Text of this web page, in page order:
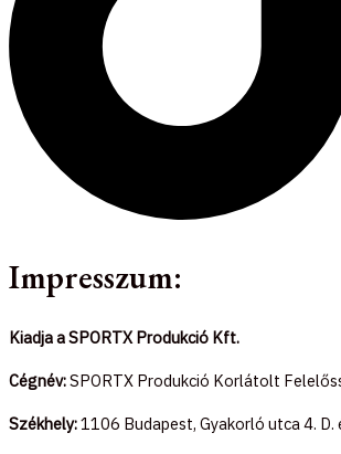
Impresszum:
Kiadja a SPORTX Produkció Kft.
Cégnév:SPORTX Produkció Korlátolt
Székhely:1106 Budapest, Gyakorló utca 4. D.